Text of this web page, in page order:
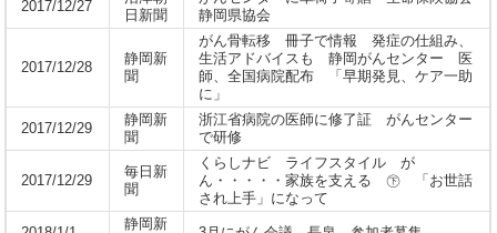
2017/12/27
日新聞
静岡県協会
2017/12/28
静岡新
聞
がん骨転移 冊子で情報 発症の仕組み、
生活アドバイスも 静岡がんセンター 医
師、全国病院配布 「早期発見、ケア一助
に」
2017/12/29
静岡新
聞
浙江省病院の医師に修了証 がんセンター
で研修
2017/12/29
毎日新
聞
くらしナビ ライフスタイル が
ん・・・・・家族を支える ㊦ 「お世話
され上手」になって
静岡新